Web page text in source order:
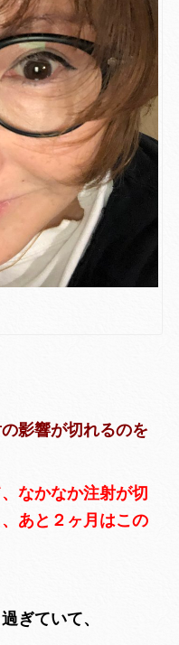
影響が切れるのを
なかなか注射が切
あと２ヶ月はこの
ぎていて、